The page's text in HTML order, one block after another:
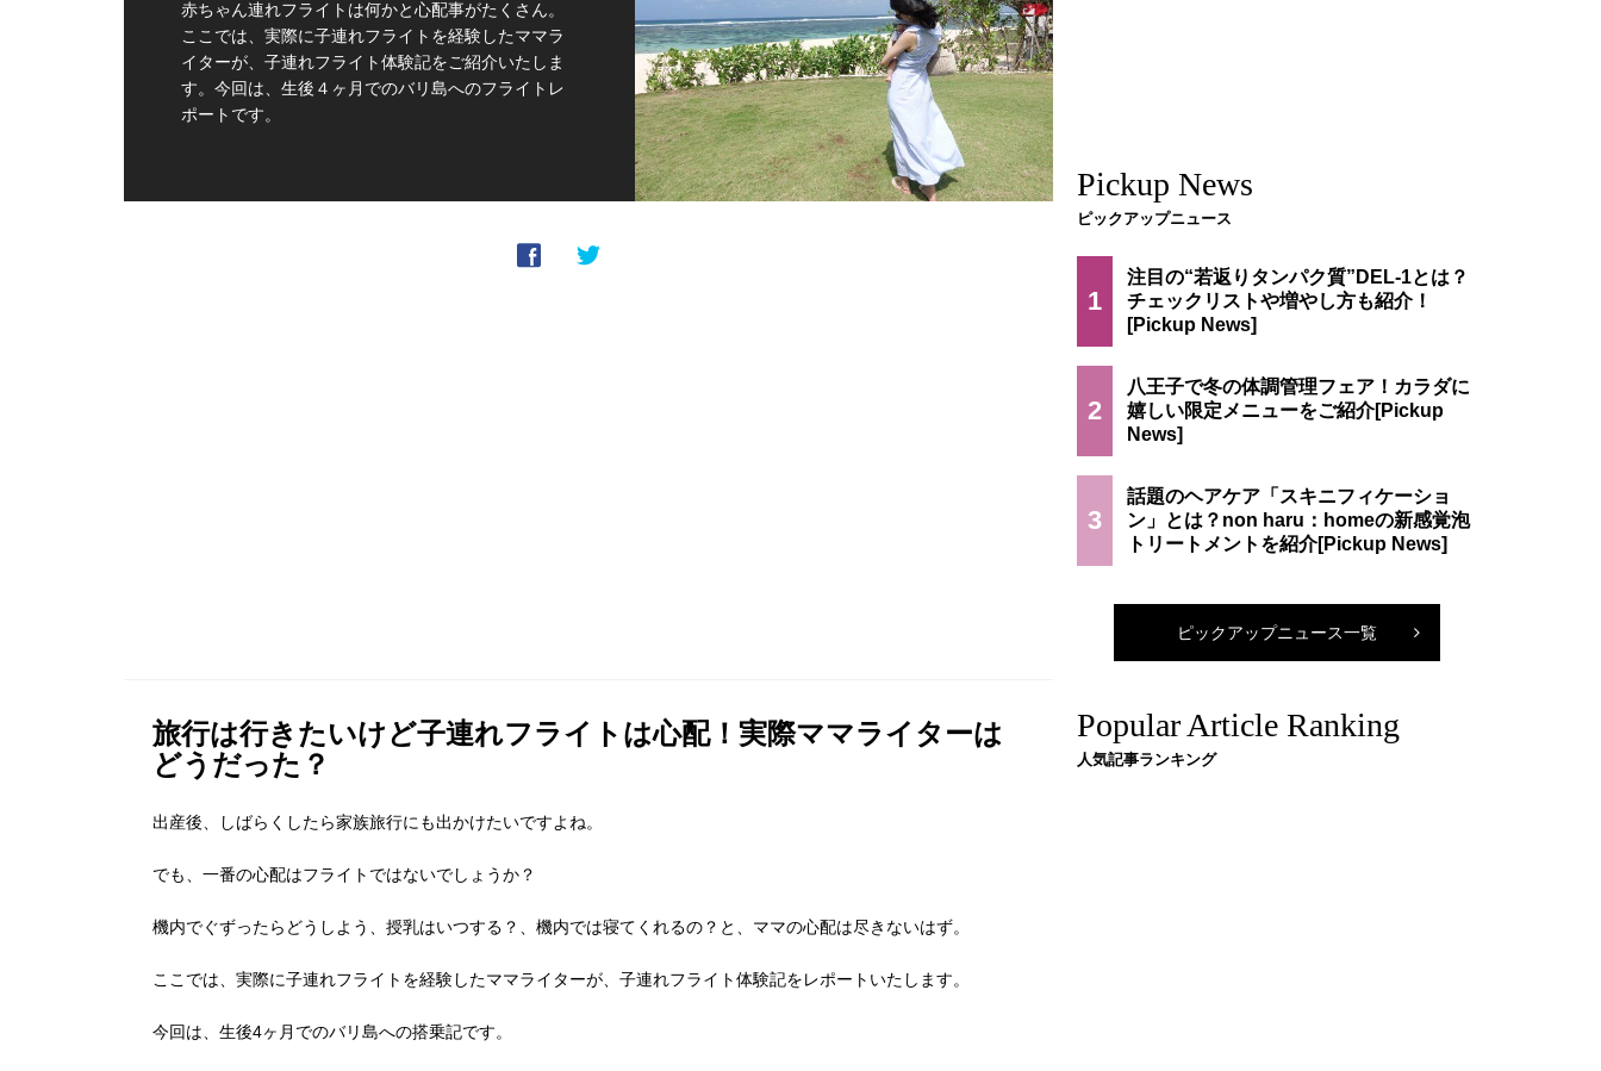
赤ちゃん連れフライトは何かと心配事がたくさん。
ここでは、実際に子連れフライトを経験したママラ
イターが、子連れフライト体験記をご紹介いたしま
す。今回は、生後４ヶ月でのバリ島へのフライトレ
ポートです。
旅行は行きたいけど子連れフライトは心配！実際ママライターは
どうだった？
出産後、しばらくしたら家族旅行にも出かけたいですよね。
でも、一番の心配はフライトではないでしょうか？
機内でぐずったらどうしよう、授乳はいつする？、機内では寝てくれるの？と、ママの心配は尽きないはず。
ここでは、実際に子連れフライトを経験したママライターが、子連れフライト体験記をレポートいたします。
今回は、生後4ヶ月でのバリ島への搭乗記です。
Pickup News
ピックアップニュース
1
注目の“若返りタンパク質”DEL-1とは？
チェックリストや増やし方も紹介！
2
八王子で冬の体調管理フェア！カラダに
嬉しい限定メニューをご紹介
3
話題のヘアケア「スキニフィケーショ
ン」とは？non haru：homeの新感覚泡
トリートメントを紹介
ピックアップニュース一覧
Popular Article Ranking
人気記事ランキング